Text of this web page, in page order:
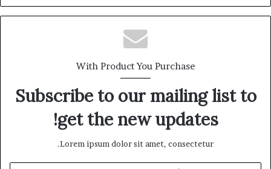
With Product You Purchase
Subscribe to our mailing list to
get the new updates!
Lorem ipsum dolor sit amet, consectetur.